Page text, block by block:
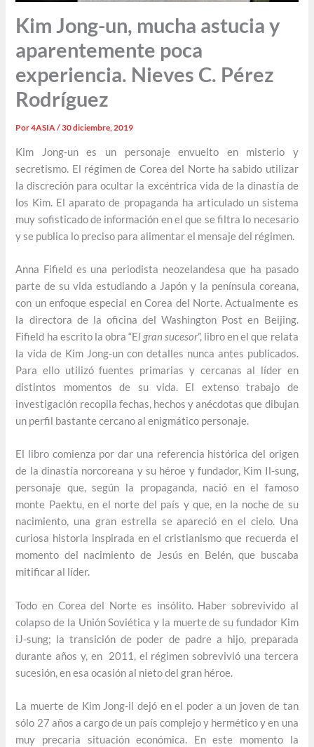
Kim Jong-un, mucha astucia y
aparentemente poca
experiencia. Nieves C. Pérez
Rodríguez
Por4ASIA/30 diciembre, 2019
Kim Jong-un es un personaje envuelto en misterio y
secretismo. El régimen de Corea del Norte ha sabido utilizar
la discreción para ocultar la excéntrica vida de la dinastía de
los Kim. El aparato de propaganda ha articulado un sistema
muy sofisticado de información en el que se filtra lo necesario
y se publica lo preciso para alimentar el mensaje del régimen.
Anna Fifield es una periodista neozelandesa que ha pasado
parte de su vida estudiando a Japón y la península coreana,
con un enfoque especial en Corea del Norte. Actualmente es
la directora de la oficina del Washington Post en Beijing.
Fifield ha escrito la obra “El gran sucesor”, libro en el que relata
la vida de Kim Jong-un con detalles nunca antes publicados.
Para ello utilizó fuentes primarias y cercanas al líder en
distintos momentos de su vida. El extenso trabajo de
investigación recopila fechas, hechos y anécdotas que dibujan
un perfil bastante cercano al enigmático personaje.
El libro comienza por dar una referencia histórica del origen
de la dinastía norcoreana y su héroe y fundador, Kim Il-sung,
personaje que, según la propaganda, nació en el famoso
monte Paektu, en el norte del país y que, en la noche de su
nacimiento, una gran estrella se apareció en el cielo. Una
curiosa historia inspirada en el cristianismo que recuerda el
momento del nacimiento de Jesús en Belén, que buscaba
mitificar al líder.
Todo en Corea del Norte es insólito. Haber sobrevivido al
colapso de la Unión Soviética y la muerte de su fundador Kim
iJ-sung; la transición de poder de padre a hijo, preparada
durante años y, en 2011, el régimen sobrevivió una tercera
sucesión, en esa ocasión al nieto del gran héroe.
La muerte de Kim Jong-il dejó en el poder a un joven de tan
sólo 27 años a cargo de un país complejo y hermético y en una
muy precaria situación económica. En este momento la